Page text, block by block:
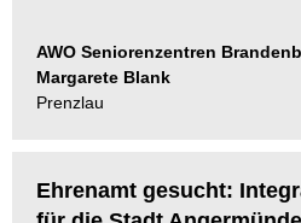
AWO Seniorenzentren
Margarete Blank
Prenzlau
Ehrenamt gesucht: